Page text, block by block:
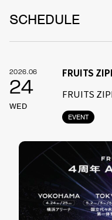
SCHEDULE
2026.06
24
WED
EVENT
FRUITS
FRUITS